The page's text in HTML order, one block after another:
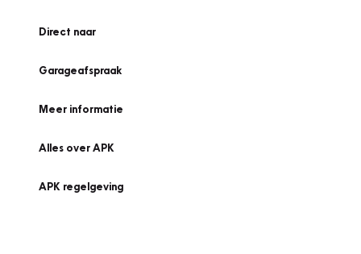
Direct naar
Garageafspraak
Meer informatie
Alles over APK
APK regelgeving